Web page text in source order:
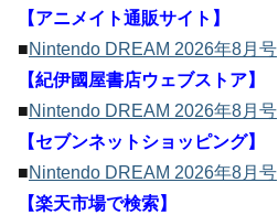
【アニメイト通販サイト】
■Nintendo DREAM 2026年8月号
【紀伊國屋書店ウェブストア】
■Nintendo DREAM 2026年8月号
【セブンネットショッピング】
■Nintendo DREAM 2026年8月号
【楽天市場で検索】